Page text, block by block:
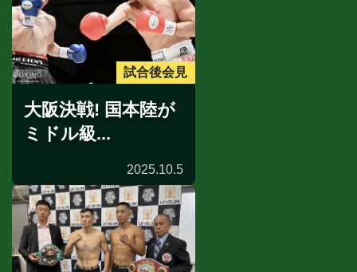
試合後会見
大阪決戦! 国本陸が
ミドル級...
2025.10.5